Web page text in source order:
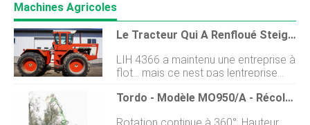
Machines Agricoles
Le Tracteur Qui A Renfloué Steiger
LIH 4366 a maintenu une entreprise à
flot... mais ce nest pas lentreprise
que vous pourriez penser quelle est.
Celui-ci passe à un nouveau
Tordo - Modèle MO950/A - Récolteuse D'Olives